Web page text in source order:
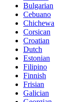
Bulgarian
Cebuano
Chichewa
Corsican
Croatian
Dutch
Estonian
Filipino
Finnish
Frisian
Galician